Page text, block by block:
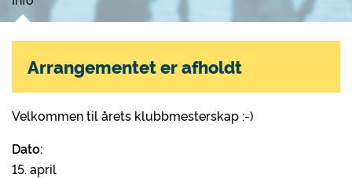
Velkommen til årets klubbmesterskap :-)
Dato:
15. april
Arrangementet er afholdt